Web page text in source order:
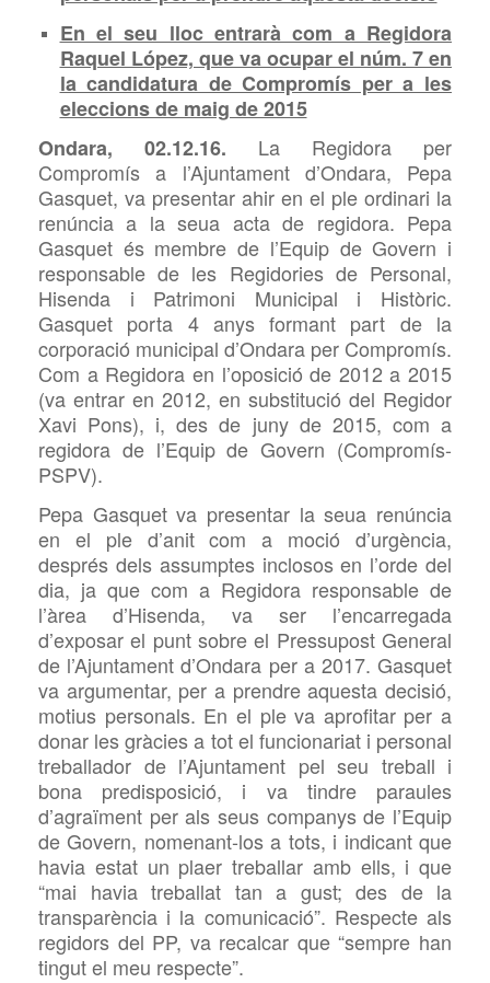
En el seu lloc entrarà com a Regidora
Raquel López, que va ocupar el núm. 7 en
la candidatura de Compromís per a les
eleccions de maig de 2015
Ondara, 02.12.16. La Regidora per
Compromís a l’Ajuntament d’Ondara, Pepa
Gasquet, va presentar ahir en el ple ordinari la
renúncia a la seua acta de regidora. Pepa
Gasquet és membre de l’Equip de Govern i
responsable de les Regidories de Personal,
Hisenda i Patrimoni Municipal i Històric.
Gasquet porta 4 anys formant part de la
corporació municipal d’Ondara per Compromís.
Com a Regidora en l’oposició de 2012 a 2015
(va entrar en 2012, en substitució del Regidor
Xavi Pons), i, des de juny de 2015, com a
regidora de l’Equip de Govern (Compromís-
PSPV).
Pepa Gasquet va presentar la seua renúncia
en el ple d’anit com a moció d’urgència,
després dels assumptes inclosos en l’orde del
dia, ja que com a Regidora responsable de
l’àrea d’Hisenda, va ser l’encarregada
d’exposar el punt sobre el Pressupost General
de l’Ajuntament d’Ondara per a 2017. Gasquet
va argumentar, per a prendre aquesta decisió,
motius personals. En el ple va aprofitar per a
donar les gràcies a tot el funcionariat i personal
treballador de l’Ajuntament pel seu treball i
bona predisposició, i va tindreparaules
d’agraïment per als seus companys de l’Equip
de Govern, nomenant-losa tots, i indicant que
havia estatun plaer treballar amb ells, i que
“mai havia treballat tan a gust; des de la
transparència i la comunicació”. Respecte als
regidors del PP, va recalcar que “sempre han
tingut el meu respecte”.